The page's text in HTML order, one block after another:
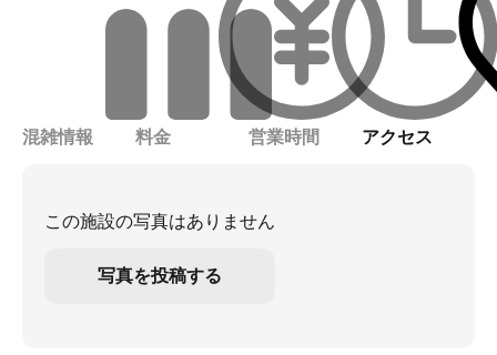
混雑情報 料金 営業時間 アクセス
この施設の写真はありません
写真を投稿する